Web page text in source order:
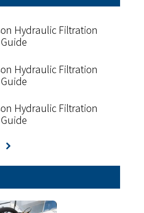
Hydraulic Filtration
Hydraulic Filtration
Hydraulic Filtration